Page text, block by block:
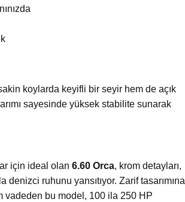
koylarda keyifli bir seyir hem de açık
sayesinde yüksek stabilite sunarak
için ideal olan 6.60 Orca, krom detayları,
ruhunu yansıtıyor. Zarif tasarımına
vadeden bu model, 100 ila 250 HP